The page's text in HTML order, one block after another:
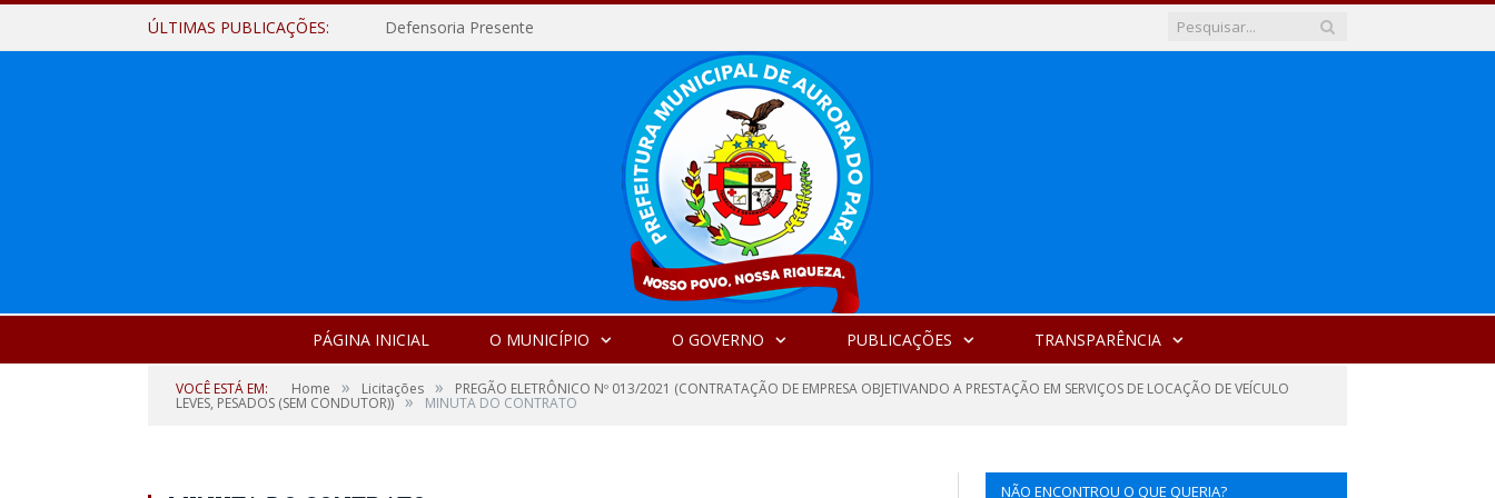
ÚLTIMAS PUBLICAÇÕES: Defensoria Presente
PÁGINA INICIAL O MUNICÍPIO O GOVERNO PUBLICAÇÕES TRANSPARÊNCIA
VOCÊ ESTÁ EM: Home » Licitações » PREGÃO ELETRÔNICO Nº 013/2021 (CONTRATAÇÃO DE EMPRESA OBJETIVANDO A PRESTAÇÃO EM SERVIÇOS DE LOCAÇÃO DE VEÍCULO
LEVES, PESADOS (SEM CONDUTOR)) » MINUTA DO CONTRATO
NÃO ENCONTROU O QUE QUERIA?